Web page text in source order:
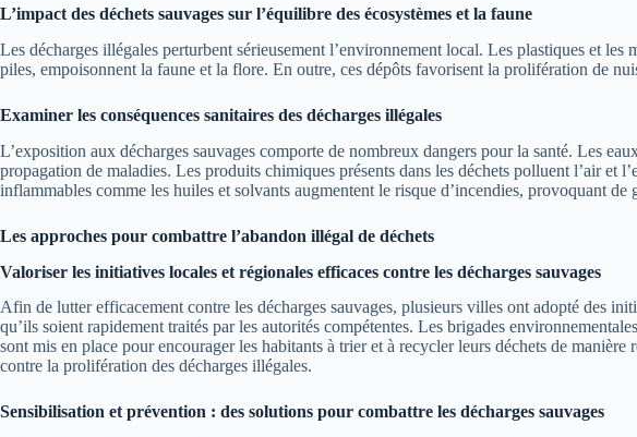
L’impact des déchets sauvages sur l’équilibre des écosystèmes et la faune
Les décharges illégales perturbent sérieusement l’environnement local. Les plastiques et
piles, empoisonnent la faune et la flore. En outre, ces dépôts favorisent la prolifération de
Examiner les conséquences sanitaires des décharges illégales
L’exposition aux décharges sauvages comporte de nombreux dangers pour la santé. Les
propagation de maladies. Les produits chimiques présents dans les déchets polluent l’air et
inflammables comme les huiles et solvants augmentent le risque d’incendies, provoquant de
Les approches pour combattre l’abandon illégal de déchets
Valoriser les initiatives locales et régionales efficaces contre les décharges sauvages
Afin de lutter efficacement contre les décharges sauvages, plusieurs villes ont adopté des
qu’ils soient rapidement traités par les autorités compétentes. Les brigades
sont mis en place pour encourager les habitants à trier et à recycler leurs déchets de manière
contre la prolifération des décharges illégales.
Sensibilisation et prévention : des solutions pour combattre les décharges sauvages